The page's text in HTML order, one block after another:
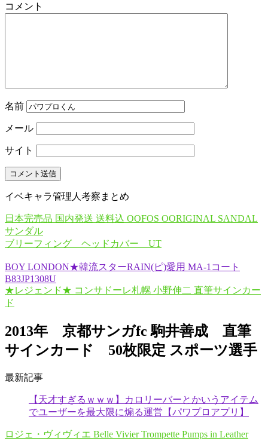
コメント
名前
メール
サイト
イベキャラ管理人考察まとめ
日本完売品 国内発送 送料込 OOFOS OORIGINAL SANDAL
サンダル
ブリーフィング ヘッドカバー UT
BOY LONDON★韓流スターRAIN(ピ)愛用 MA-1コート
B83JP1308U
★レジェンド★ コンサドーレ札幌 小野伸二 直筆サインカー
ド
2013年 京都サンガfc 駒井善成 直筆
サインカード 50枚限定 スポーツ選手
最新記事
【天才すぎるｗｗｗ】カロリーバーとかいうアイテム
でユーザーを最大限に煽る運営【パワプロアプリ】
ロジェ・ヴィヴィエ Belle Vivier Trompette Pumps in Leather